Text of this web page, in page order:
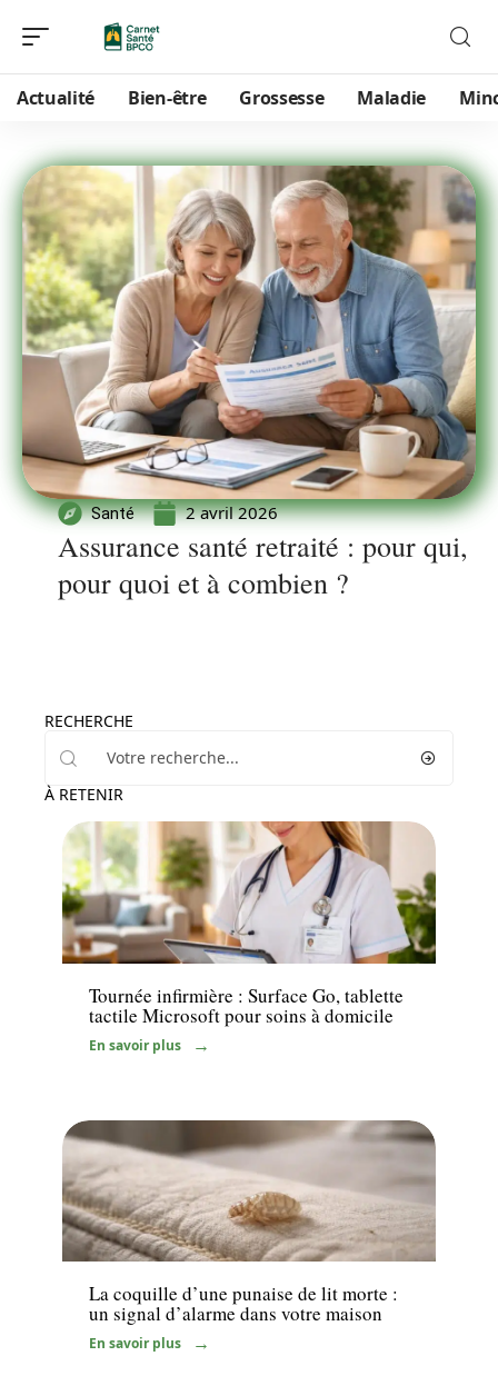
Actualité Bien-être Grossesse Maladie
Santé 2 avril 2026
Assurance santé retraité : pour qui,
pour quoi et à combien ?
RECHERCHE
À RETENIR
Santé
Tournée infirmière : Surface Go, tablette
tactile Microsoft pour soins à domicile
En savoir plus
Bien-être
La coquille d’une punaise de lit morte :
un signal d’alarme dans votre maison
En savoir plus